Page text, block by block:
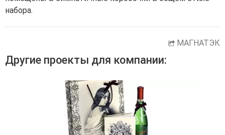
набора.
МАГНАТЭК
Другие проекты для компании: